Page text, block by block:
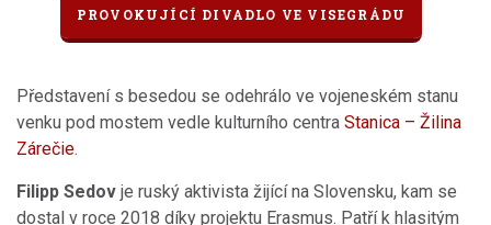
PROVOKUJÍCÍ DIVADLO VE VISEGRÁDU
Představení s besedou se odehrálo ve vojeneském stanu
venku pod mostem vedle kulturního centra Stanica – Žilina
Zárečie.
Filipp Sedov je ruský aktivista žijící na Slovensku, kam se
dostal v roce 2018 díky projektu Erasmus. Patří k hlasitým